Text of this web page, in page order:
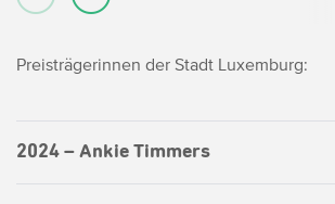
Preisträgerinnen der Stadt Luxemburg:
2024 – Ankie Timmers